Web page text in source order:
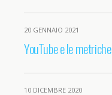
20 GENNAIO 2021
YouTube e le
10 DICEMBRE 2020